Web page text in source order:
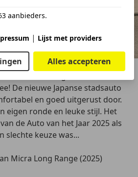
aanbieders.
| Lijst met providers
Alles accepteren
is een anders geklede Renault 5
De nieuwe Japanse stadsauto
en goed uitgerust door.
eigen ronde en leuke stijl. Het
de Auto van het Jaar 2025 als
slechte keuze was...
Micra Long Range (2025)